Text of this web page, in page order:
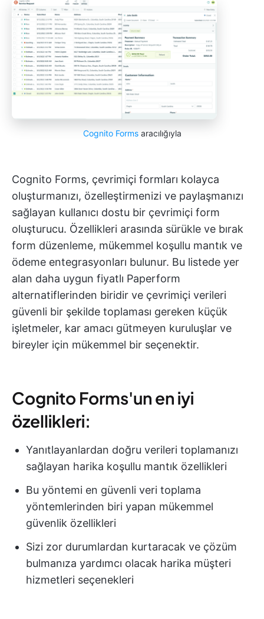
Cognito Formsaracılığıyla
Cognito Forms, çevrimiçi formları kolayca
oluşturmanızı, özelleştirmenizi ve paylaşmanızı
sağlayan kullanıcı dostu bir çevrimiçi form
oluşturucu. Özellikleri arasında sürükle ve bırak
form düzenleme, mükemmel koşullu mantık ve
ödeme entegrasyonları bulunur. Bu listede yer
alan daha uygun fiyatlı Paperform
alternatiflerinden biridir ve çevrimiçi verileri
güvenli bir şekilde toplaması gereken küçük
işletmeler, kar amacı gütmeyen kuruluşlar ve
bireyler için mükemmel bir seçenektir.
Cognito Forms'un en iyi
özellikleri:
Yanıtlayanlardan doğru verileri toplamanızı
sağlayan harika koşullu mantık özellikleri
Bu yöntemi en güvenli veri toplama
yöntemlerinden biri yapan mükemmel
güvenlik özellikleri
Sizi zor durumlardan kurtaracak ve çözüm
bulmanıza yardımcı olacak harika müşteri
hizmetleri seçenekleri